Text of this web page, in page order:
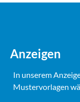
Anzeigen
In unserem
Mustervorlagen